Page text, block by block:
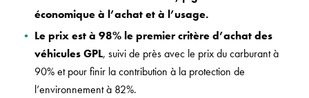
économique à l’achat et à l’usage.
Le prix est à 98% le premier critère d’achat des
véhicules GPL, suivi de près avec le prix du carburant à
90% et pour finir la contribution à la protection de
l’environnement à 82%.